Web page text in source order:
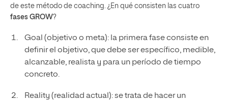
de este método de coaching. ¿En qué consisten las cuatro
fases GROW?
Goal (objetivo o meta): la primera fase consiste en
definir el objetivo, que debe ser específico, medible,
alcanzable, realista y para un período de tiempo
concreto.
Reality (realidad actual): se trata de hacer un